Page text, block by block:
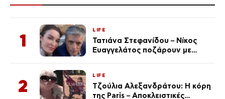
1
LIFE
Τατιάνα Στεφανίδου – Νίκος
Ευαγγελάτος ποζάρουν με
2
LIFE
Τζούλια Αλεξανδράτου: Η κόρη
της Paris – Αποκλειστικές